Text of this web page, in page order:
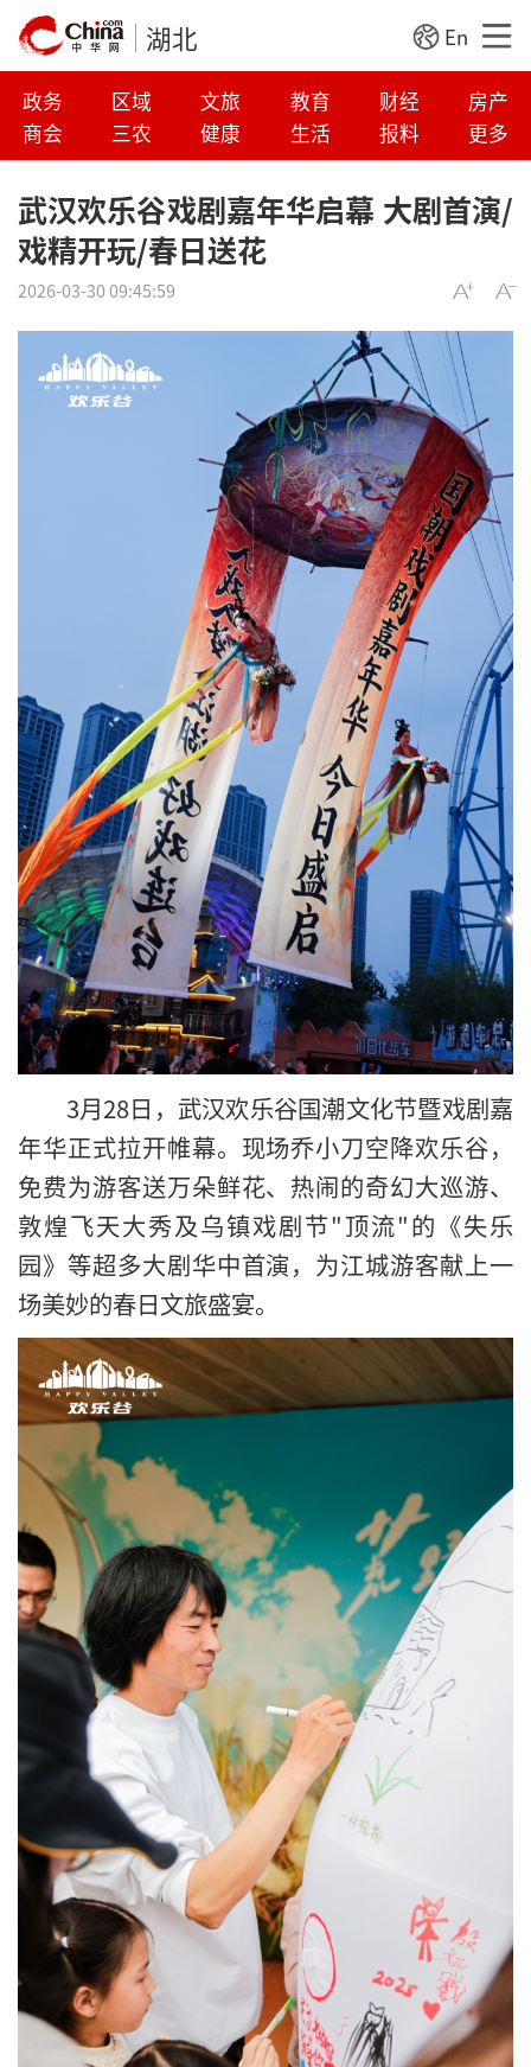
湖北 En
政务 区域 文旅 教育 财经
房产
商会
三农 健康 生活 报料 更多
武汉欢乐谷戏剧嘉年华启幕 大剧首演/
戏精开玩/春日送花
2026-03-30 09:45:59
3月28日，武汉欢乐谷国潮文化节暨戏剧嘉
年华正式拉开帷幕。现场乔小刀空降欢乐谷，
免费为游客送万朵鲜花、热闹的奇幻大巡游、
敦煌飞天大秀及乌镇戏剧节"顶流"的《失乐
园》等超多大剧华中首演，为江城游客献上一
场美妙的春日文旅盛宴。